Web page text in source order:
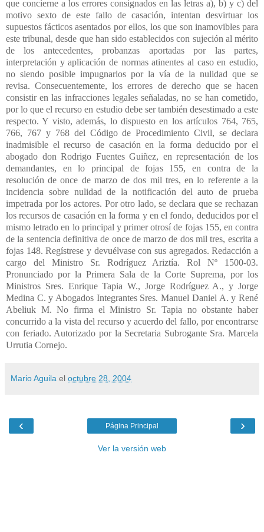
Mario Aguila el octubre 28, 2004
‹ ›
Página Principal
Ver la versión web